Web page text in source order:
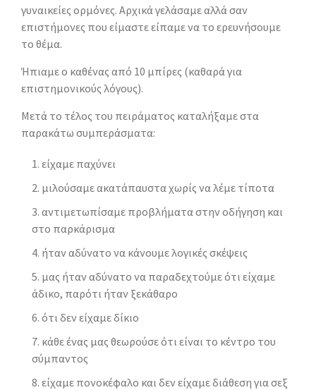
γυναικείες ορμόνες. Αρχικά γελάσαμε αλλά σαν
επιστήμονες που είμαστε είπαμε να το ερευνήσουμε
το θέμα.
Ήπιαμε ο καθένας από 10 μπίρες (καθαρά για
επιστημονικούς λόγους).
Μετά το τέλος του πειράματος καταλήξαμε στα
παρακάτω συμπεράσματα:
είχαμε παχύνει
μιλούσαμε ακατάπαυστα χωρίς να λέμε τίποτα
αντιμετωπίσαμε προβλήματα στην οδήγηση και
στο παρκάρισμα
ήταν αδύνατο να κάνουμε λογικές σκέψεις
μας ήταν αδύνατο να παραδεχτούμε ότι είχαμε
άδικο, παρότι ήταν ξεκάθαρο
ότι δεν είχαμε δίκιο
κάθε ένας μας θεωρούσε ότι είναι το κέντρο του
σύμπαντος
είχαμε πονοκέφαλο και δεν είχαμε διάθεση για σεξ